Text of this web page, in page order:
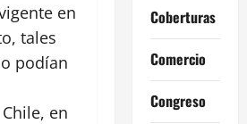
en
tales
podían
en
Coberturas
Comercio
Congreso